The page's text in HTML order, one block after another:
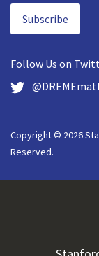
Subscribe
Follow Us on
Copyright © 2026
Reserved.